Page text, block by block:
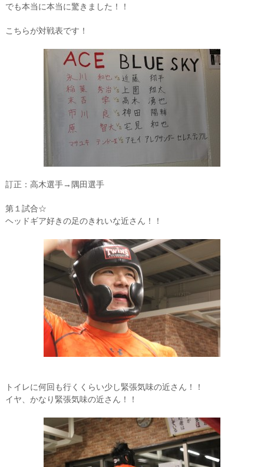
でも本当に本当に驚きました！！
こちらが対戦表です！
訂正：高木選手→隅田選手
第１試合☆
ヘッドギア好きの足のきれいな近さん！！
トイレに何回も行くくらい少し緊張気味の近さん！！
イヤ、かなり緊張気味の近さん！！